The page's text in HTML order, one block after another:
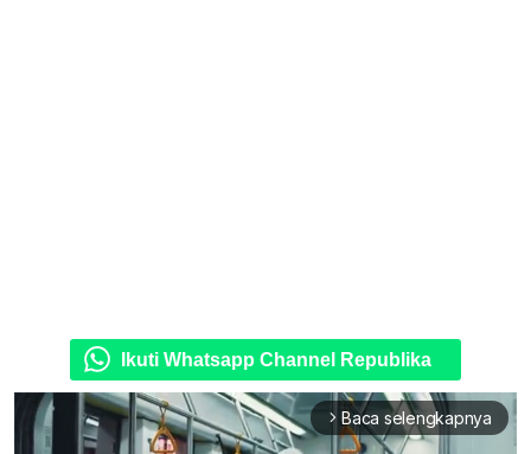
Ikuti Whatsapp Channel Republika
arrow_forward_ios Baca selengkapnya